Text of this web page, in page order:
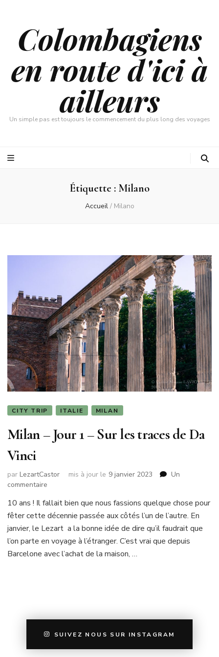
Colombagiens
en route d'ici à
ailleurs
Un simple pas est toujours le commencement du plus long des voyages
Étiquette : Milano
Accueil / Milano
CITY TRIP ITALIE MILAN
Milan – Jour 1 – Sur les traces de Da
Vinci
par LezartCastor mis à jour le 9 janvier 2023
Un
commentaire
–
Jour
1
Sur
les
10 ans ! Il fallait bien que nous fassions quelque chose pour
fêter cette décennie passée aux côtés l’un de l’autre. En
janvier, le Lezart a la bonne idée de dire qu’il faudrait que
l’on parte en voyage à l’étranger. C’est vrai que depuis
Barcelone avec l’achat de la maison, …
SUIVEZ NOUS SUR INSTAGRAM